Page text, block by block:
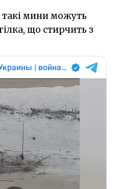
мини можуть
що стирчить з